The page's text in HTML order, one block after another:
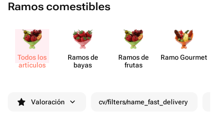
Ramos comestibles
Todos los
artículos
Ramos de
bayas
Ramos de
frutas
Ramo Gourmet
Valoración cv/filters/name_fast_delivery